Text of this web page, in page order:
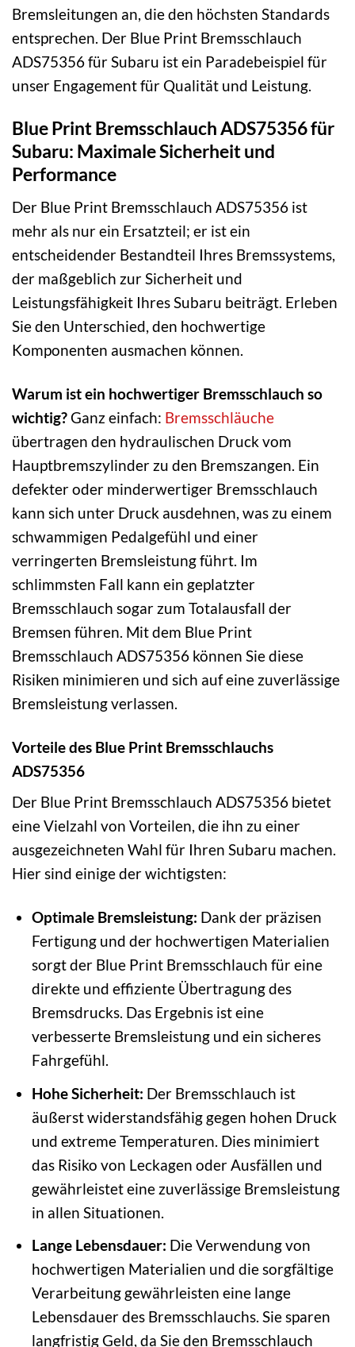
Bremsleitungen an, die den höchsten Standards
entsprechen. Der Blue Print Bremsschlauch
ADS75356 für Subaru ist ein Paradebeispiel für
unser Engagement für Qualität und Leistung.
Blue Print Bremsschlauch ADS75356 für
Subaru: Maximale Sicherheit und
Performance
Der Blue Print Bremsschlauch ADS75356 ist
mehr als nur ein Ersatzteil; er ist ein
entscheidender Bestandteil Ihres Bremssystems,
der maßgeblich zur Sicherheit und
Leistungsfähigkeit Ihres Subaru beiträgt. Erleben
Sie den Unterschied, den hochwertige
Komponenten ausmachen können.
Warum ist ein hochwertiger Bremsschlauch so
wichtig?Ganz einfach: Bremsschläuche
übertragen den hydraulischen Druck vom
Hauptbremszylinder zu den Bremszangen. Ein
defekter oder minderwertiger Bremsschlauch
kann sich unter Druck ausdehnen, was zu einem
schwammigen Pedalgefühl und einer
verringerten Bremsleistung führt. Im
schlimmsten Fall kann ein geplatzter
Bremsschlauch sogar zum Totalausfall der
Bremsen führen. Mit dem Blue Print
Bremsschlauch ADS75356 können Sie diese
Risiken minimieren und sich auf eine zuverlässige
Bremsleistung verlassen.
Vorteile des Blue Print Bremsschlauchs
ADS75356
Der Blue Print Bremsschlauch ADS75356 bietet
eine Vielzahl von Vorteilen, die ihn zu einer
ausgezeichneten Wahl für Ihren Subaru machen.
Hier sind einige der wichtigsten:
Optimale Bremsleistung: Dank der präzisen
Fertigung und der hochwertigen Materialien
sorgt der Blue Print Bremsschlauch für eine
direkte und effiziente Übertragung des
Bremsdrucks. Das Ergebnis ist eine
verbesserte Bremsleistung und ein sicheres
Fahrgefühl.
Hohe Sicherheit: Der Bremsschlauch ist
äußerst widerstandsfähig gegen hohen Druck
und extreme Temperaturen. Dies minimiert
das Risiko von Leckagen oder Ausfällen und
gewährleistet eine zuverlässige Bremsleistung
in allen Situationen.
Lange Lebensdauer: Die Verwendung von
hochwertigen Materialien und die sorgfältige
Verarbeitung gewährleisten eine lange
Lebensdauer des Bremsschlauchs. Sie sparen
langfristig Geld, da Sie den Bremsschlauch